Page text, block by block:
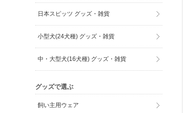
日本スピッツ グッズ・雑貨
小型犬(24犬種) グッズ・雑貨
中・大型犬(16犬種) グッズ・雑貨
グッズで選ぶ
飼い主用ウェア